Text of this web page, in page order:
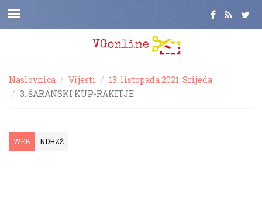
Naslovnica Vijesti
13. listopada 2021. Srijeda
3. ŠARANSKI KUP-RAKITJE
WEB NDHZŽ